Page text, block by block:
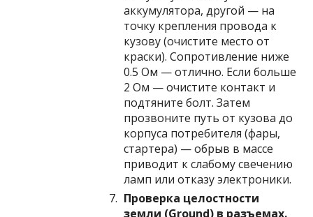
аккумулятора, другой — на
точку крепления провода к
кузову (очистите место от
краски). Сопротивление ниже
0.5 Ом — отлично. Если больше
2 Ом — очистите контакт и
подтяните болт. Затем
прозвоните путь от кузова до
корпуса потребителя (фары,
стартера) — обрыв в массе
приводит к слабому свечению
ламп или отказу электроники.
Проверка целостности
земли (Ground) в разъемах.